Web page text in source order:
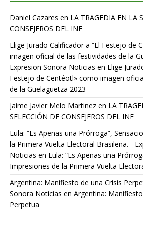
Daniel Cazares en LA TRAGEDIA EN LA
CONSEJEROS DEL INE
Elige Jurado Calificador a “El Festejo de
imagen oficial de las festividades de la
Expresion Sonora Noticias en Elige
Festejo de Centéotl» como imagen
de la Guelaguetza 2023
Jaime Javier Melo Martinez en LA
SELECCIÓN DE CONSEJEROS DEL INE
Lula: “Es Apenas una Prórroga”,
la Primera Vuelta Electoral Brasileña. -
Noticias en Lula: “Es Apenas una
Impresiones de la Primera Vuelta
Argentina: Manifiesto de una Crisis
Sonora Noticias en Argentina:
Perpetua